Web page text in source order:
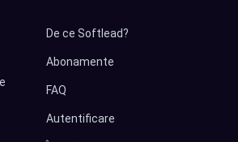
De ce Softlead?
Abonamente
FAQ
Autentificare